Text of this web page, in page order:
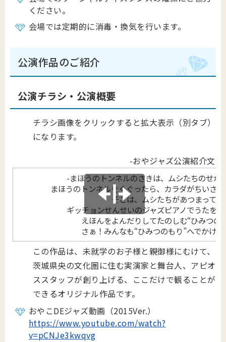
ください。
会場では定期的に消毒・換気を行います。
公演作品のご紹介
公演チラシ・公演概要
チラシ画像をクリックすると拡大表示（別タブ）
になります。
-おやジャズ公演紹介文-
-まほうのトンネルのさきは、ムシたちのせか
まほうのトンネルをくぐったら、カラダがちいさ
そこは、ムシたちがあつまって
ギッチョンせんせいのジャズピアノでうたを
えほんをよんだりしてたのしむ“ひみつの
さぁ！みんなも“ひみつのもり”へでかけ
この作品は、未就学のお子様と親御様にむけて、
茨城県央の文化圏に住む実演家と舞台人、アピオ
ススタッフが創り上げる、ここだけで観ることが
できるオリジナル作品です。
おやこDEジャズ動画（2015Ver.）
https://www.youtube.com/watch?
v=pCNJe3kwqvg